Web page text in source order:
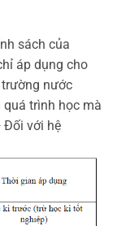
áp dụng cho
nước
quá trình học mà
Đối với hệ